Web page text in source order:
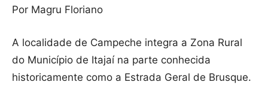
Por Magru Floriano
A localidade de Campeche integra a Zona Rural
do Município de Itajaí na parte conhecida
historicamente como a Estrada Geral de Brusque.